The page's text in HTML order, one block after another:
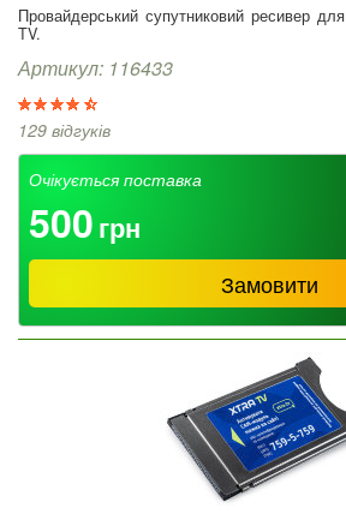
Провайдерський супутниковий ресивер
TV.
Артикул: 116433
129 відгуків
Очікується поставка
500грн
Замовити